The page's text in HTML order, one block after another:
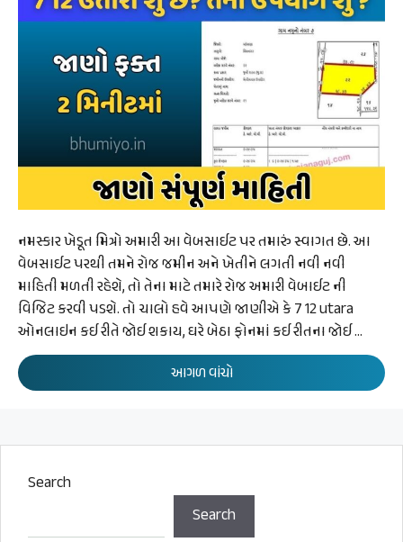
નમસ્કાર ખેડૂત મિત્રો અમારી આ વેબસાઈટ પર તમારું સ્વાગત છે. આ
વેબસાઈટ પરથી તમને રોજ જમીન અને ખેતીને લગતી નવી નવી
માહિતી મળતી રહેશે, તો તેના માટે તમારે રોજ અમારી વેબાઈટ ની
વિજિટ કરવી પડશે. તો ચાલો હવે આપણે જાણીએ કે 7 12 utara
ઓનલાઇન કઈ રીતે જોઈ શકાય, ઘરે બેઠા ફોનમાં કઈ રીતના જોઈ …
આગળ વાંચો
Search
Search